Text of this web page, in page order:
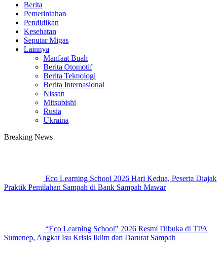
Berita
Pemerintahan
Pendidikan
Kesehatan
Seputar Migas
Lainnya
Manfaat Buah
Berita Otomotif
Berita Teknologi
Berita Internasional
Nissan
Mitsubishi
Rusia
Ukraina
Breaking News
Eco Learning School 2026 Hari Kedua, Peserta Diajak
Praktik Pemilahan Sampah di Bank Sampah Mawar
“Eco Learning School” 2026 Resmi Dibuka di TPA
Sumenep, Angkat Isu Krisis Iklim dan Darurat Sampah